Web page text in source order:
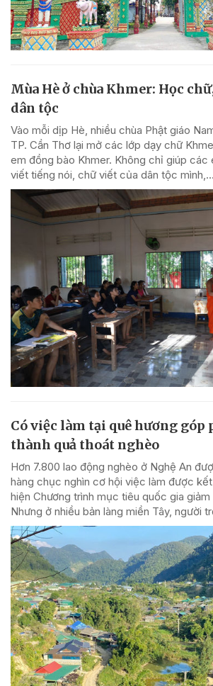
Mùa Hè ở chùa Khmer: Học
dân tộc
Vào mỗi dịp Hè, nhiều chùa Phật giáo
TP. Cần Thơ lại mở các lớp dạy chữ
em đồng bào Khmer. Không chỉ giúp
viết tiếng nói, chữ viết của dân tộc mình,...
Có việc làm tại quê hương góp
thành quả thoát nghèo
Hơn 7.800 lao động nghèo ở Nghệ An
hàng chục nghìn cơ hội việc làm được
hiện Chương trình mục tiêu quốc gia
Nhưng ở nhiều bản làng miền Tây, người